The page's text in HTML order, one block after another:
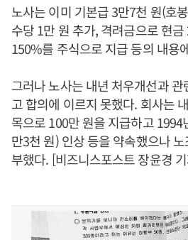
노사는 이미 기본급 3만7천 원(호
수당 1만 원 추가, 격려금으로 현
150%를 주식으로 지급 등의 내용
그러나 노사는 내년 처우개선과
고 합의에 이르지 못했다. 회사는
목으로 100만 원을 지급하고
만3천 원) 인상 등을 약속했으나
부했다. [비즈니스포스트 장윤경